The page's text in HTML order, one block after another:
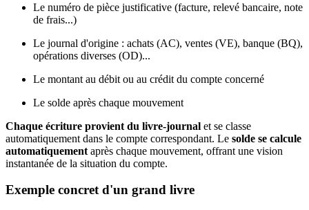
Le numéro de pièce justificative (facture, relevé bancaire, note
de frais...)
Le journal d'origine : achats (AC), ventes (VE), banque (BQ),
opérations diverses (OD)...
Le montant au débit ou au crédit du compte concerné
Le solde après chaque mouvement
Chaque écriture provient du livre-journal et se classe
automatiquement dans le compte correspondant. Le solde se calcule
automatiquement après chaque mouvement, offrant une vision
instantanée de la situation du compte.
Exemple concret d'un grand livre